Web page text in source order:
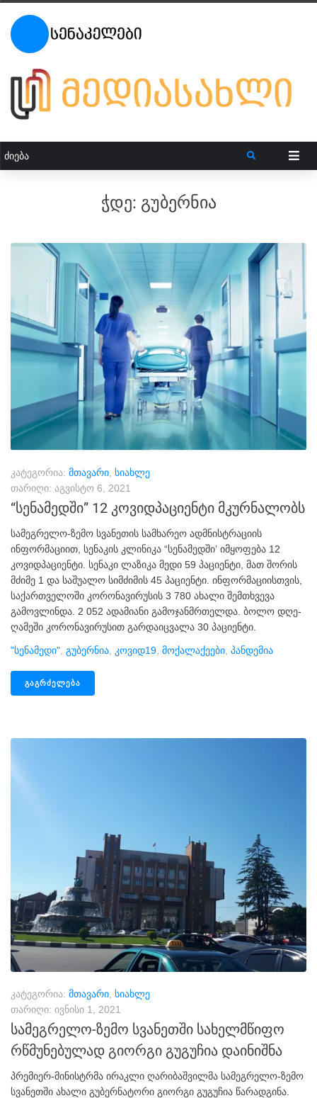
ჭდე: გუბერნია
კატეგორია: მთავარი სიახლე
თარიღი: აგვისტო 6, 2021
“სენამედში” 12 კოვიდპაციენტი მკურნალობს
სამეგრელო-ზემო სვანეთის სამხარეო ადმნისტრაციის
ინფორმაციით, სენაკის კლინიკა “სენამედში’ იმყოფება 12
კოვიდპაციენტი. სენაკი ლაზიკა მედი 59 პაციენტი, მათ შორის
მძიმე 1 და საშუალო სიმძიმის 45 პაციენტი. ინფორმაციისთვის,
საქართველოში კორონავირუსის 3 780 ახალი შემთხვევა
გამოვლინდა. 2 052 ადამიანი გამოჯანმრთელდა. ბოლო დღე-
ღამეში კორონავირუსით გარდაიცვალა 30 პაციენტი.
"სენამედი" Გუბერნია Კოვიდ19 Მოქალაქეები Პანდემია
ᲒᲐᲒᲠᲫᲔᲚᲔᲑᲐ
კატეგორია: მთავარი სიახლე
თარიღი: ივნისი 1, 2021
სამეგრელო-ზემო სვანეთში სახელმწიფო
რწმუნებულად გიორგი გუგუჩია დაინიშნა
პრემიერ-მინისტრმა ირაკლი ღარიბაშვილმა სამეგრელო-ზემო
სვანეთში ახალი გუბერნატორი გიორგი გუგუჩია წარადგინა.